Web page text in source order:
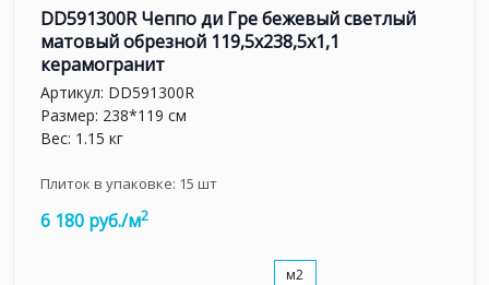
DD591300R Чеппо ди Гре бежевый светлый
матовый обрезной 119,5x238,5x1,1
керамогранит
Артикул: DD591300R
Размер: 238*119 см
Вес: 1.15 кг
Плиток в упаковке: 15 шт
6 180 руб./м2
м2